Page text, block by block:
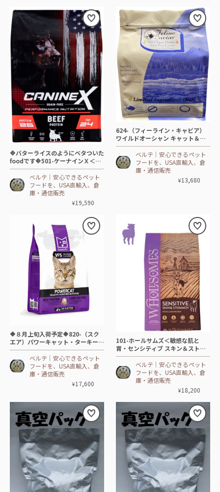
🔷バターライスのようにベタついた
foodです🔷501-ケーナインＸ＜グ
レインフリー＞ビーフ🐕DOG【18.
14 ㎏】🐂🥚+ベルテ│安心できるペット
フードを、USA直輸入、倉
庫・通信販売
¥19,590
624-（フィーライン・キャビア）
ワイルドオーシャン キャット＆キ
トン＜グレインフリー＞😸CAT【5
㎏】🐟ニシンベルテ│安心できるペット
フードを、USA直輸入、倉
庫・通信販売
¥13,680
🔶８月上旬入荷予定🔶820-（スク
エア）パワーキャット・ターキー＆
チキン-😸CAT【5㎏】🦃🐓🐟+
ベルテ│安心できるペット
フードを、USA直輸入、倉
庫・通信販売
¥17,600
101-ホールサムズ＜敏感な肌と
胃・センシティブ スキン＆ストマ
ック＞ラム🐕DOG【13.6㎏】-🐑
ベルテ│安心できるペット
フードを、USA直輸入、倉
庫・通信販売
¥18,200